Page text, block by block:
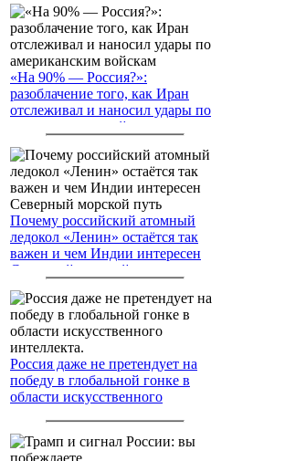
«На 90% — Россия?»:
разоблачение того, как Иран
отслеживал и наносил удары по
американским войскам
Почему российский атомный
ледокол «Ленин» остаётся так
важен и чем Индии интересен
Северный морской путь
Россия даже не претендует на
победу в глобальной гонке в
области искусственного